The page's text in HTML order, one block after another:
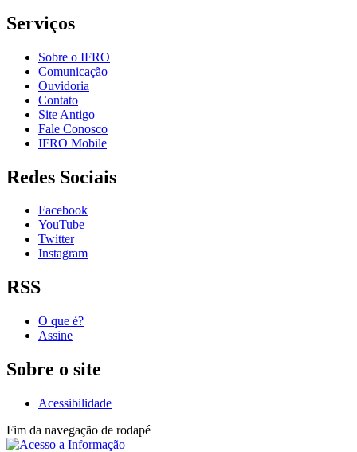
Serviços
Sobre o IFRO
Comunicação
Ouvidoria
Contato
Site Antigo
Fale Conosco
IFRO Mobile
Redes Sociais
Facebook
YouTube
Twitter
Instagram
RSS
O que é?
Assine
Sobre o site
Acessibilidade
Fim da navegação de rodapé